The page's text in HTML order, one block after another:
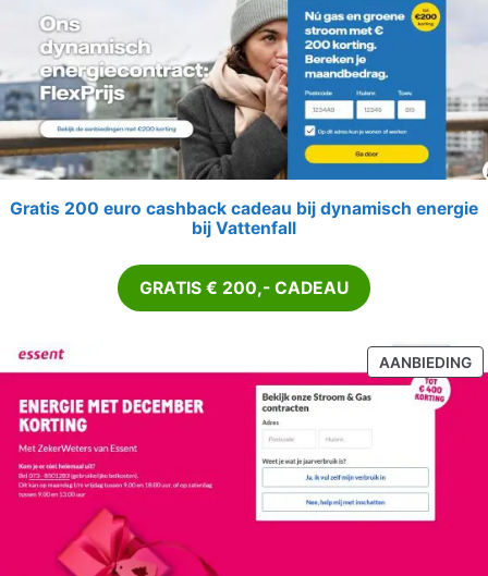
Gratis 200 euro cashback cadeau bij dynamisch energie
bij Vattenfall
GRATIS € 200,- CADEAU
AANBIEDING
IN